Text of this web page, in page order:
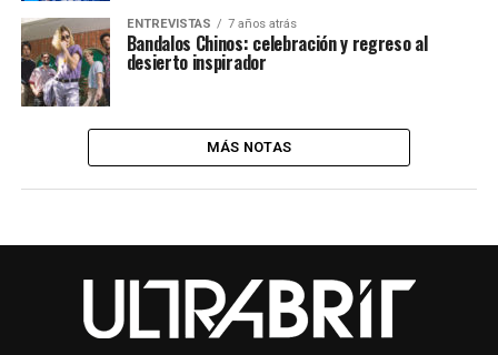
ENTREVISTAS 7 años atrás
Bandalos Chinos: celebración y regreso al
desierto inspirador
MÁS NOTAS